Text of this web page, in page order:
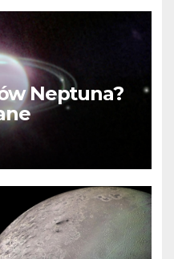
Neptuna?